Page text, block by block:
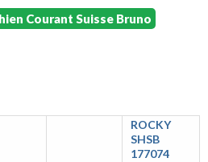
Courant Suisse Bruno
ROCKY
SHSB
177074